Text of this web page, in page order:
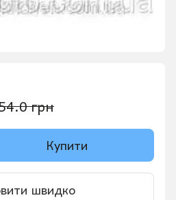
грн
Купити
швидко